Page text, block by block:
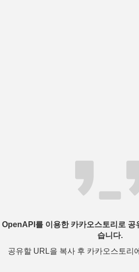
OpenAPI를 이용한 카카오스토리로 공
습니다.
공유할 URL을 복사 후 카카오스토리